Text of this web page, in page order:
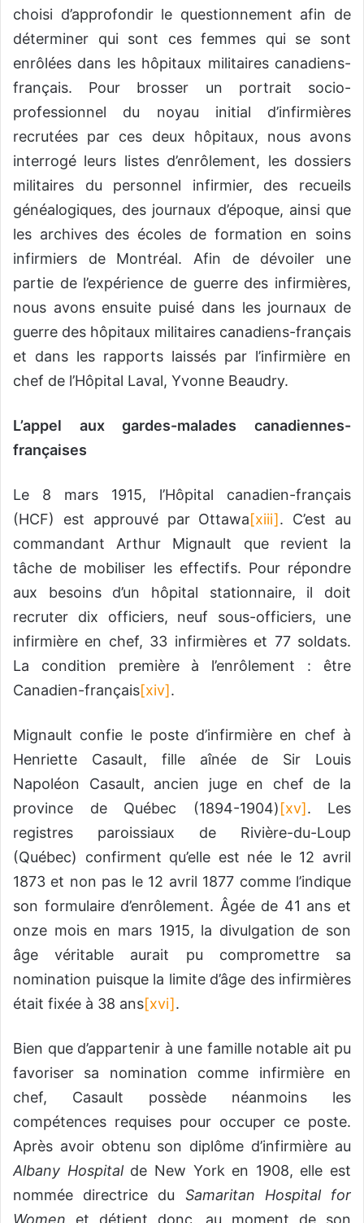
choisi d’approfondir le questionnement afin de
déterminer qui sont ces femmes qui se sont
enrôlées dans les hôpitaux militaires canadiens-
français. Pour brosser un portrait socio-
professionnel du noyau initial d’infirmières
recrutées par ces deux hôpitaux, nous avons
interrogé leurs listes d’enrôlement, les dossiers
militaires du personnel infirmier, des recueils
généalogiques, des journaux d’époque, ainsi que
les archives des écoles de formation en soins
infirmiers de Montréal. Afin de dévoiler une
partie de l’expérience de guerre des infirmières,
nous avons ensuite puisé dans les journaux de
guerre des hôpitaux militaires canadiens-français
et dans les rapports laissés par l’infirmière en
chef de l’Hôpital Laval, Yvonne Beaudry.
L’appel aux gardes-malades canadiennes-
françaises
Le 8 mars 1915, l’Hôpital canadien-français
(HCF) est approuvé par Ottawa[xiii]. C’est au
commandant Arthur Mignault que revient la
tâche de mobiliser les effectifs. Pour répondre
aux besoins d’un hôpital stationnaire, il doit
recruter dix officiers, neuf sous-officiers, une
infirmière en chef, 33 infirmières et 77 soldats.
La condition première à l’enrôlement : être
Canadien-français[xiv].
Mignault confie le poste d’infirmière en chef à
Henriette Casault, fille aînée de Sir Louis
Napoléon Casault, ancien juge en chef de la
province de Québec (1894-1904)[xv]. Les
registres paroissiaux de Rivière-du-Loup
(Québec) confirment qu’elle est née le 12 avril
1873 et non pas le 12 avril 1877 comme l’indique
son formulaire d’enrôlement. Âgée de 41 ans et
onze mois en mars 1915, la divulgation de son
âge véritable aurait pu compromettre sa
nomination puisque la limite d’âge des infirmières
était fixée à 38 ans[xvi].
Bien que d’appartenir à une famille notable ait pu
favoriser sa nomination comme infirmière en
chef, Casault possède néanmoins les
compétences requises pour occuper ce poste.
Après avoir obtenu son diplôme d’infirmière au
Albany Hospitalde New York en 1908, elle est
nommée directrice du Samaritan Hospital for
Women et détient donc, au moment de son